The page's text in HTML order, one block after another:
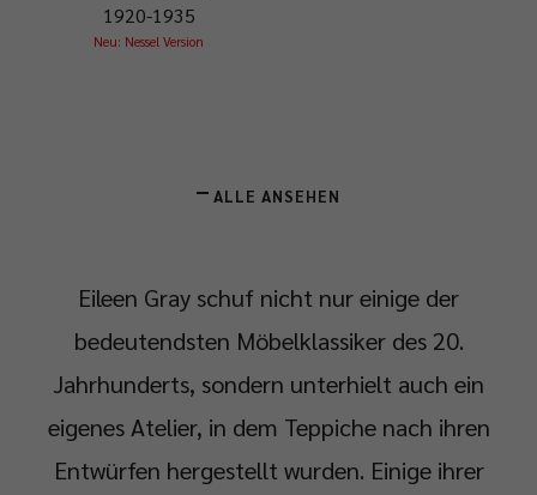
1920-1935
Neu: Nessel Version
ALLE ANSEHEN
Eileen Gray schuf nicht nur einige der
bedeutendsten Möbelklassiker des 20.
Jahrhunderts, sondern unterhielt auch ein
eigenes Atelier, in dem Teppiche nach ihren
Entwürfen hergestellt wurden. Einige ihrer